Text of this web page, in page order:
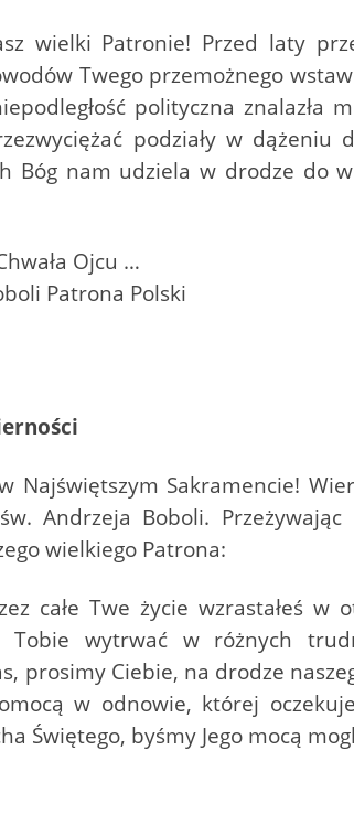
wielki Patronie! Przed laty
Twego przemożnego
polityczna
podziały w
Bóg nam udziela w drodze do
Ojcu …
Patrona Polski
Najświętszym Sakramencie!
Andrzeja Boboli.
wielkiego Patrona:
całe Twe życie wzrastałeś
wytrwać w różnych
prosimy Ciebie, na drodze
w odnowie, której
Świętego, byśmy Jego mocą